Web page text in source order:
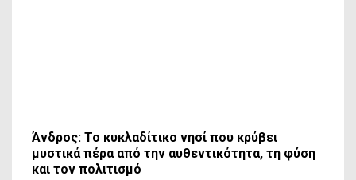
Άνδρος: Το κυκλαδίτικο νησί που κρύβει
μυστικά πέρα από την αυθεντικότητα, τη φύση
και τον πολιτισμό